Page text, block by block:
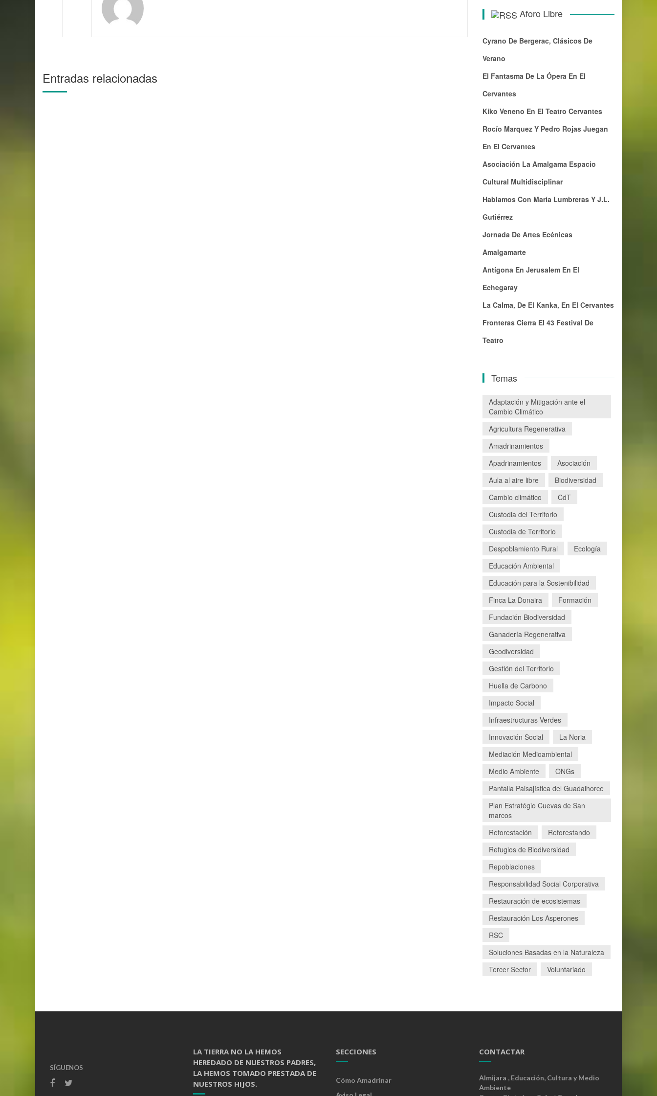
Entradas relacionadas
Aforo Libre
Cyrano De Bergerac, Clásicos De
Verano
El Fantasma De La Ópera En El
Cervantes
Kiko Veneno En El Teatro Cervantes
Rocío Marquez Y Pedro Rojas Juegan
En El Cervantes
Asociación La Amalgama Espacio
Cultural Multidisciplinar
Hablamos Con María Lumbreras Y J.L.
Gutiérrez
Jornada De Artes Ecénicas
Amalgamarte
Antígona En Jerusalem En El
Echegaray
La Calma, De El Kanka, En El Cervantes
Fronteras Cierra El 43 Festival De
Teatro
Temas
Adaptación y Mitigación ante el
Cambio Climático
Agricultura Regenerativa
Amadrinamientos
Apadrinamientos
Asociación
Aula al aire libre
Biodiversidad
Cambio climático
CdT
Custodia del Territorio
Custodia de Territorio
Despoblamiento Rural
Ecología
Educación Ambiental
Educación para la Sostenibilidad
Finca La Donaira
Formación
Fundación Biodiversidad
Ganadería Regenerativa
Geodiversidad
Gestión del Territorio
Huella de Carbono
Impacto Social
Infraestructuras Verdes
Innovación Social
La Noria
Mediación Medioambiental
Medio Ambiente
ONGs
Pantalla Paisajística del Guadalhorce
Plan Estratégio Cuevas de San
marcos
Reforestación
Reforestando
Refugios de Biodiversidad
Repoblaciones
Responsabilidad Social Corporativa
Restauración de ecosistemas
Restauración Los Asperones
RSC
Soluciones Basadas en la Naturaleza
Tercer Sector
Voluntariado
SÍGUENOS
LA TIERRA NO LA HEMOS
HEREDADO DE NUESTROS PADRES,
LA HEMOS TOMADO PRESTADA DE
NUESTROS HIJOS.
SECCIONES
Cómo Amadrinar
CONTACTAR
Almijara , Educación, Cultura y Medio
Ambiente